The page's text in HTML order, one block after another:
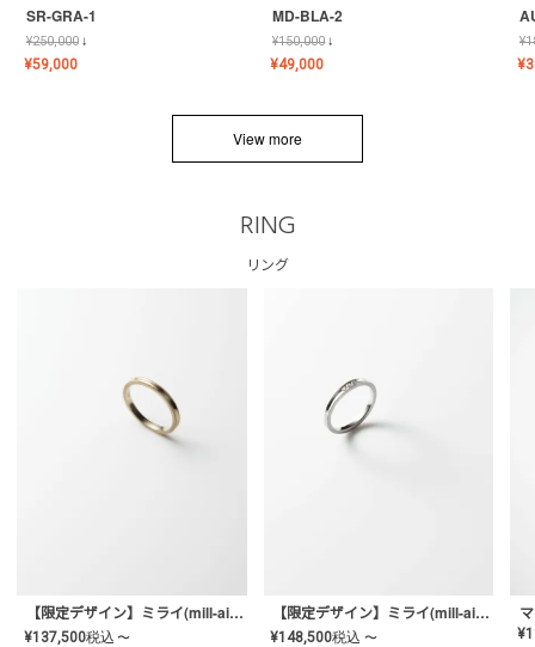
SR-GRA-1
¥250,000↓
¥59,000
MD-BLA-2
¥150,000↓
¥49,000
¥
¥
View more
RING
リング
【限定デザイン】ミライ(mill-ai)リング
¥137,500税込 〜
【限定デザイン】ミライ(mill-ai)リング
¥148,500税込 〜 ¥